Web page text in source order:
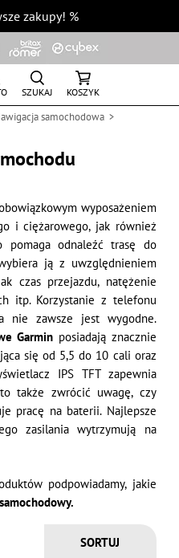
zakupy! %
SZUKAJ KOSZYK
samochodowa
wyposażeniem
i ciężarowego, jak również
pomaga odnaleźć trasę do
ją z uwzględnieniem
czas przejazdu, natężenie
itp. Korzystanie z telefonu
nie zawsze jest wygodne.
Garmin posiadają znacznie
się od 5,5 do 10 cali oraz
IPS TFT zapewnia
także zwrócić uwagę, czy
pracę na baterii. Najlepsze
zasilania wytrzymują na
podpowiadamy, jakie